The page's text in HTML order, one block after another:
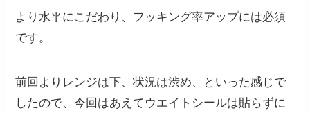
より水平にこだわり、フッキング率アップには必須
です。
前回よりレンジは下、状況は渋め、といった感じで
したので、今回はあえてウエイトシールは貼らずに